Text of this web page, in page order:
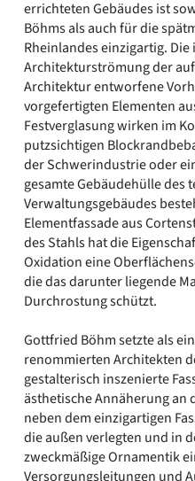
errichteten Gebäudes ist
Böhms als auch für die
Rheinlandes einzigartig.
Architekturströmung der
Architektur entworfene
vorgefertigten Elementen
Festverglasung wirken im
putzsichtigen
der Schwerindustrie oder
gesamte Gebäudehülle
Verwaltungsgebäudes
Elementfassade aus
des Stahls hat die
Oxidation eine
die das darunter liegende
Durchrostung schützt.
Gottfried Böhm setzte als
renommierten Architekten
gestalterisch inszenierte
ästhetische Annäherung an
neben dem einzigartigen
die außen verlegten und in
zweckmäßige Ornamentik
Versorgungsleitungen und